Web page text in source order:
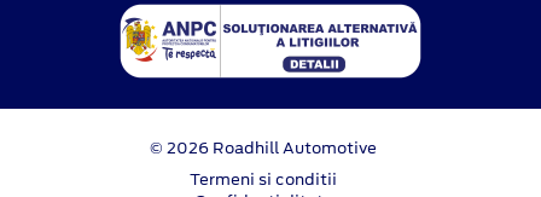
© 2026 Roadhill Automotive
Termeni si conditii